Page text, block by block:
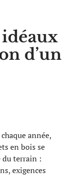
d’un
année,
en bois se
terrain :
exigences